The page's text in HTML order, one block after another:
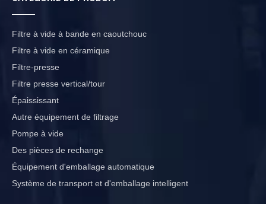
Filtre à vide à bande en caoutchouc
Filtre à vide en céramique
Filtre-presse
Filtre presse vertical/tour
Épaississant
Autre équipement de filtrage
Pompe à vide
Des pièces de rechange
Équipement d'emballage automatique
Système de transport et d'emballage intelligent